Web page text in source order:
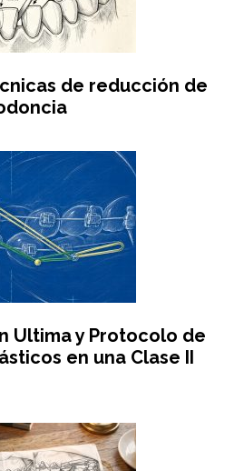
de reducción de
Ultima y Protocolo de
en una Clase II